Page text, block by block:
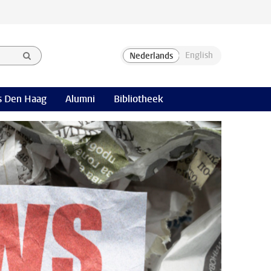
Den Haag Alumni Bibliotheek